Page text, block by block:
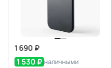
1 690 ₽
1 530 ₽ наличными